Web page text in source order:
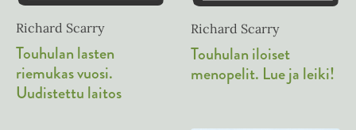
Richard Scarry
Touhulan lasten
riemukas vuosi.
Uudistettu laitos
Richard Scarry
Touhulan iloiset
menopelit. Lue ja leiki!